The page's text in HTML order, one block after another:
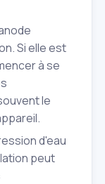
Si elle est
à se
le
d'eau
peut